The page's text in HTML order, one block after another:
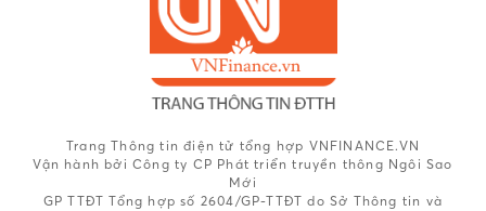
Trang Thông tin điện tử tổng hợp VNFINANCE.VN
Vận hành bởi Công ty CP Phát triển truyền thông Ngôi Sao
Mới
GP TTĐT Tổng hợp số 2604/GP-TTĐT do Sở Thông tin và